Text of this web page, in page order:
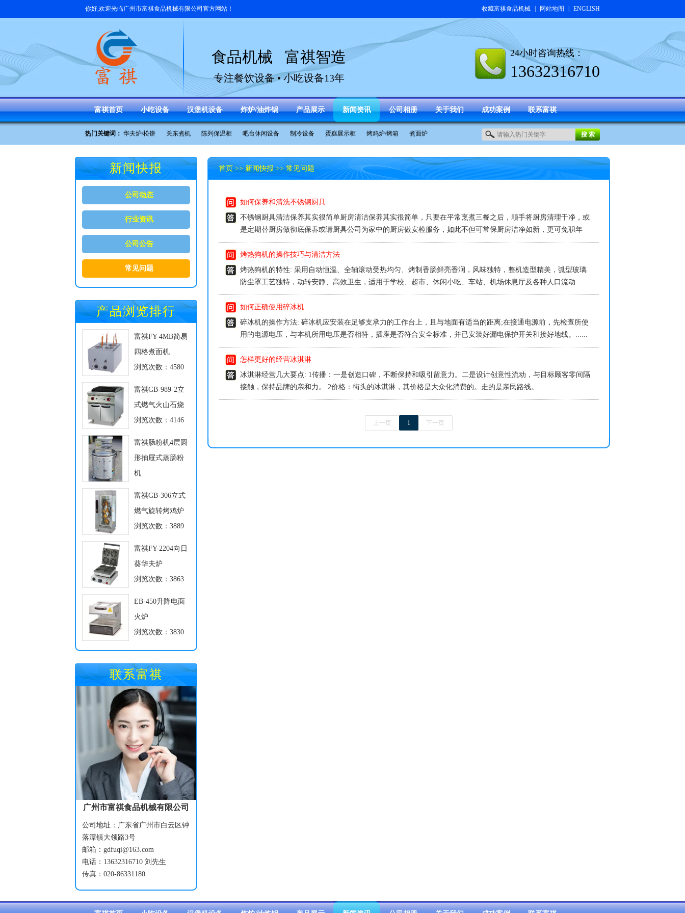
你好,欢迎光临广州市富祺食品机械有限公司 官方网站！ 收藏富祺食品机械 网站地图 ENGLISH
食品机械 富祺智造
专注餐饮设备 • 小吃设备13年
24小时咨询热线：
13632316710
富祺首页 小吃设备 汉堡机设备 炸炉/油炸锅 产品展示 新闻资讯 公司相册 关于我们 成功案例 联系富祺
热门关键词： 华夫炉/松饼 关东煮机 陈列保温柜 吧台休闲设备 制冷设备 蛋糕展示柜 烤鸡炉/烤箱 煮面炉
新闻快报
公司动态
行业资讯
公司公告
常见问题
产品浏览排行
富祺FY-4MB简易
四格煮面机
浏览次数：4580
富祺GB-989-2立
式燃气火山石烧
浏览次数：4146
富祺肠粉机4层圆
形抽屉式蒸肠粉
机
富祺GB-306立式
燃气旋转烤鸡炉
浏览次数：3889
富祺FY-2204向日
葵华夫炉
浏览次数：3863
EB-450升降电面
火炉
浏览次数：3830
联系富祺
广州市富祺食品机械有限公司
公司地址：广东省广州市白云区钟
落潭镇大领路3号
邮箱：gdfuqi@163.com
电话：13632316710 刘先生
传真：020-86331180
首页>>新闻快报>> 常见问题
如何保养和清洗不锈钢厨具
不锈钢厨具清洁保养其实很简单厨房清洁保养其实很简单，只要在平常烹煮三餐之后，顺手将厨房清理干净，或
是定期替厨房做彻底保养或请厨具公司为家中的厨房做安检服务，如此不但可常保厨房洁净如新，更可免职年
终......
烤热狗机的操作技巧与清洁方法
烤热狗机的特性: 采用自动恒温、全轴滚动受热均匀、烤制香肠鲜亮香润，风味独特，整机造型精美，弧型玻璃
防尘罩工艺独特，动转安静、高效卫生，适用于学校、超市、休闲小吃、车站、机场休息厅及各种人口流动
较......
如何正确使用碎冰机
碎冰机的操作方法: 碎冰机应安装在足够支承力的工作台上，且与地面有适当的距离;在接通电源前，先检查所使
用的电源电压，与本机所用电压是否相符，插座是否符合安全标准，并已安装好漏电保护开关和接好地线。......
怎样更好的经营冰淇淋
冰淇淋经营几大要点: 1传播：一是创造口碑，不断保持和吸引留意力。二是设计创意性流动，与目标顾客零间隔
接触，保持品牌的亲和力。 2价格：街头的冰淇淋，其价格是大众化消费的。走的是亲民路线。......
上一页 1 下一页